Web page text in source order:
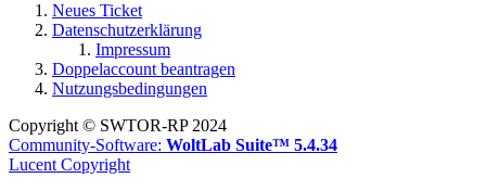
Neues Ticket
Datenschutzerklärung
Impressum
Doppelaccount beantragen
Nutzungsbedingungen
Copyright © SWTOR-RP 2024
Community-Software: WoltLab Suite™ 5.4.34
Lucent Copyright